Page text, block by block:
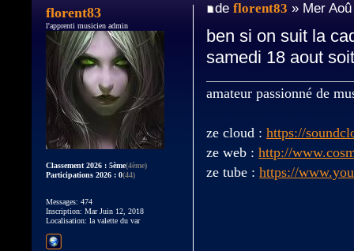
deflorent83 » Mer
ben si on suit la
samedi 18 aout
amateur passionné de
ze cloud :https://
ze web :http://
ze tube :https://
florent83
l'apprenti musicien admin
Classement 2026 : 5ème(4ème)
Participations 2026 : 0(44)
Messages: 474
Inscription: Mar Juin 12, 2018
Localisation: la valette du var